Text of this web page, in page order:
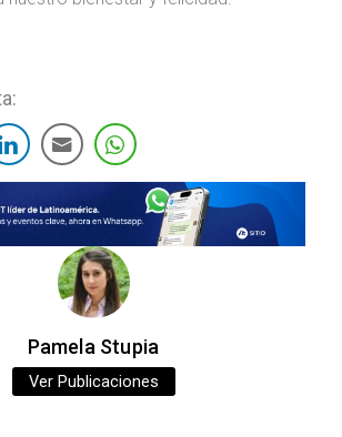
Pamela Stupia
Ver Publicaciones